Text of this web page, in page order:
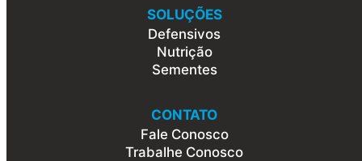
SOLUÇÕES
Defensivos
Nutrição
Sementes
CONTATO
Fale Conosco
Trabalhe Conosco